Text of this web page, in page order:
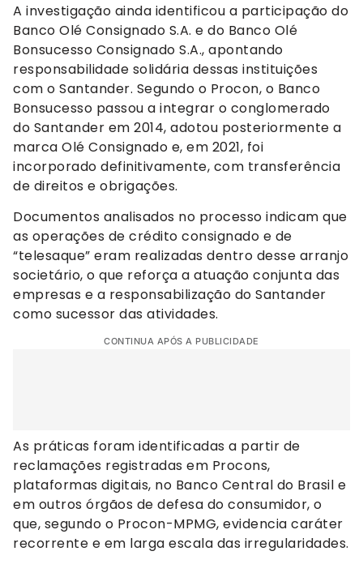
A investigação ainda identificou a participação do
Banco Olé Consignado S.A. e do Banco Olé
Bonsucesso Consignado S.A., apontando
responsabilidade solidária dessas instituições
com o Santander. Segundo o Procon, o Banco
Bonsucesso passou a integrar o conglomerado
do Santander em 2014, adotou posteriormente a
marca Olé Consignado e, em 2021, foi
incorporado definitivamente, com transferência
de direitos e obrigações.
Documentos analisados no processo indicam que
as operações de crédito consignado e de
“telesaque” eram realizadas dentro desse arranjo
societário, o que reforça a atuação conjunta das
empresas e a responsabilização do Santander
como sucessor das atividades.
CONTINUA APÓS A PUBLICIDADE
As práticas foram identificadas a partir de
reclamações registradas em Procons,
plataformas digitais, no Banco Central do Brasil e
em outros órgãos de defesa do consumidor, o
que, segundo o Procon-MPMG, evidencia caráter
recorrente e em larga escala das irregularidades.